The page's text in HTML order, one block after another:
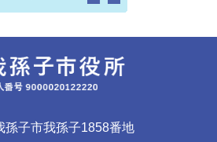
子市我孫子1858番地